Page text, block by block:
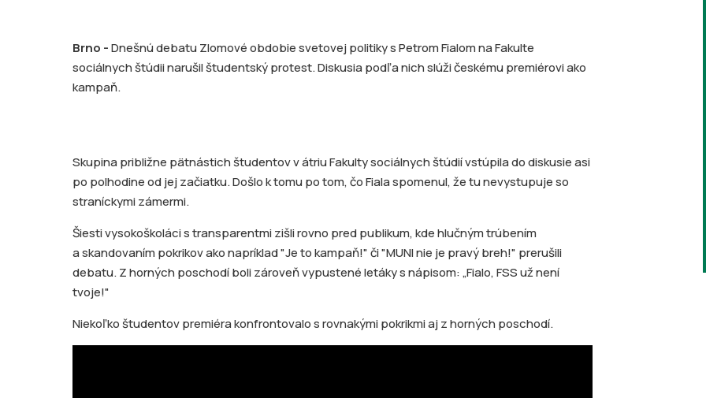
Brno -Dnešnú debatu Zlomové obdobie svetovej politiky s Petrom Fialom na Fakulte
sociálnych štúdii narušil študentský protest. Diskusia podľa nich slúži českému premiérovi ako
kampaň.
Skupina približne pätnástich študentov v átriu Fakulty sociálnych štúdií vstúpila do diskusie asi
po polhodine od jej začiatku. Došlo k tomu po tom, čo Fiala spomenul, že tu nevystupuje so
straníckymi zámermi.
Šiesti vysokoškoláci s transparentmi zišli rovno pred publikum, kde hlučným trúbením
a skandovaním pokrikov ako napríklad "Je to kampaň!" či "MUNI nie je pravý breh!" prerušili
debatu. Z horných poschodí boli zároveň vypustené letáky s nápisom: „Fialo, FSS už není
tvoje!"
Niekoľko študentov premiéra konfrontovalo s rovnakými pokrikmi aj z horných poschodí.